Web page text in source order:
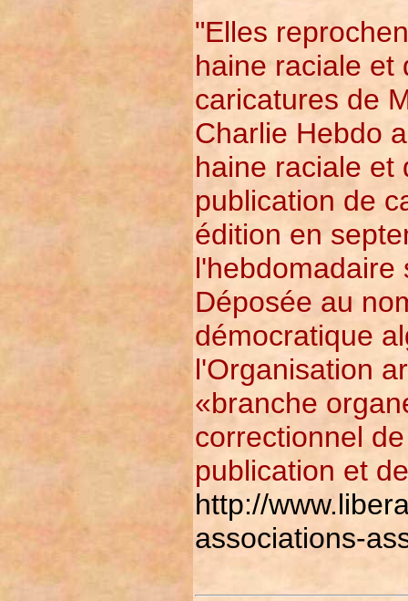
"Elles
haine raciale et
caricatures de
Charlie Hebdo
haine raciale et
publication de
édition en
l'hebdomadaire
Déposée au
démocratique
l'Organisation
«branche
correctionnel
publication et
http://
associations-